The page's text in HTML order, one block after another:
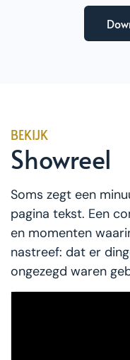
BEKIJK
Showreel
Soms zegt een
pagina tekst. Een
en momenten
nastreef: dat er
ongezegd waren